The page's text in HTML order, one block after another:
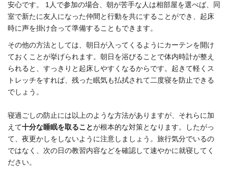
安心です。 1人で参加の場合、朝が苦手な人は相部屋を選べば、同
室で新たに友人になった仲間と行動を共にすることができ、起床
時に声を掛け合って準備することもできます。
その他の方法としては、朝日が入ってくるようにカーテンを開け
ておくことが挙げられます。朝日を浴びることで体内時計が整え
られると、すっきりと起床しやすくなるからです。起きて軽くス
トレッチをすれば、残った眠気も払拭されて二度寝を防止できる
でしょう。
寝過ごしの防止には以上のような方法がありますが、それらに加
えて十分な睡眠を取ることが根本的な対策となります。したがっ
て、夜更かしをしないように注意しましょう。旅行気分でいるの
ではなく、次の日の教習内容などを確認して速やかに就寝してく
ださい。